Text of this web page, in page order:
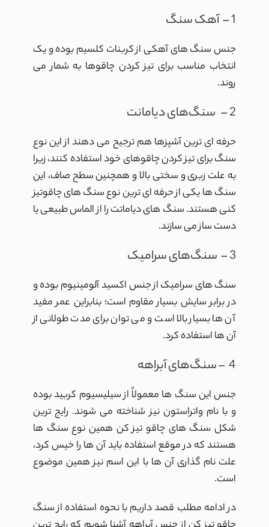
1 – آهک سنگ
جنس سنگ های آهکی از کربنات کلسیم بوده و یک
انتخاب مناسب برای تیز کردن چاقوها به شمار می
روند.
2 – سنگ‌های دیامانت
حرفه ای ترین آشپزها هم ترجیح می دهند از این نوع
سنگ برای تیز کردن چاقوهای خود استفاده کنند، زیرا
به علت زبری و سختی بالا و همچنین سطح صاف، این
سنگ ها یکی از حرفه ای ترین نوع سنگ های چاقوتیز
کنی هستند. سنگ های دیاماتت را از الماس طبیعی یا
دست ساز می سازند.
3 – سنگ‌های سرامیک
سنگ های سرامیک از جنس اکسید آلومینیوم بوده و
در برابر سایش بسیار مقاوم است؛ بنابراین عمر مفید
آن ها بسیار بالا است و می توان برای مدت طولانی از
آن ها استفاده کرد.
4 – سنگ‌های آبراهه
جنس این سنگ ها معمولاً از سیلیسیوم کربید بوده
و با نام واتراستون نیز شناخته می شوند. رایج ترین
شکل سنگ های چاقو تیز کن همین نوع سنگ ها
هستند که در موقع استفاده باید آن ها را خیس کرد،
علت نام گذاری آن ها با این اسم نیز همین موضوع
است.
در ادامه مطلب قصد داریم با نحوه استفاده از سنگ